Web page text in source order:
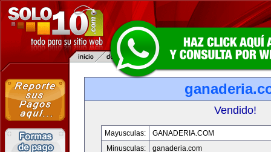
Vendido!
Mayusculas:
GANADERIA.COM
Minusculas:
ganaderia.com